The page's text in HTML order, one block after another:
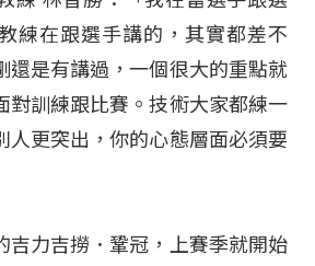
練在跟選手講的，其實都差不
還是有講過，一個很大的重點就
對訓練跟比賽。技術大家都練一
人更突出，你的心態層面必須要
吉力吉撈．鞏冠，上賽季就開始